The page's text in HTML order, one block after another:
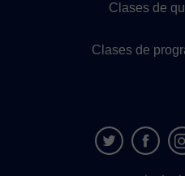
Clases de
Clases de